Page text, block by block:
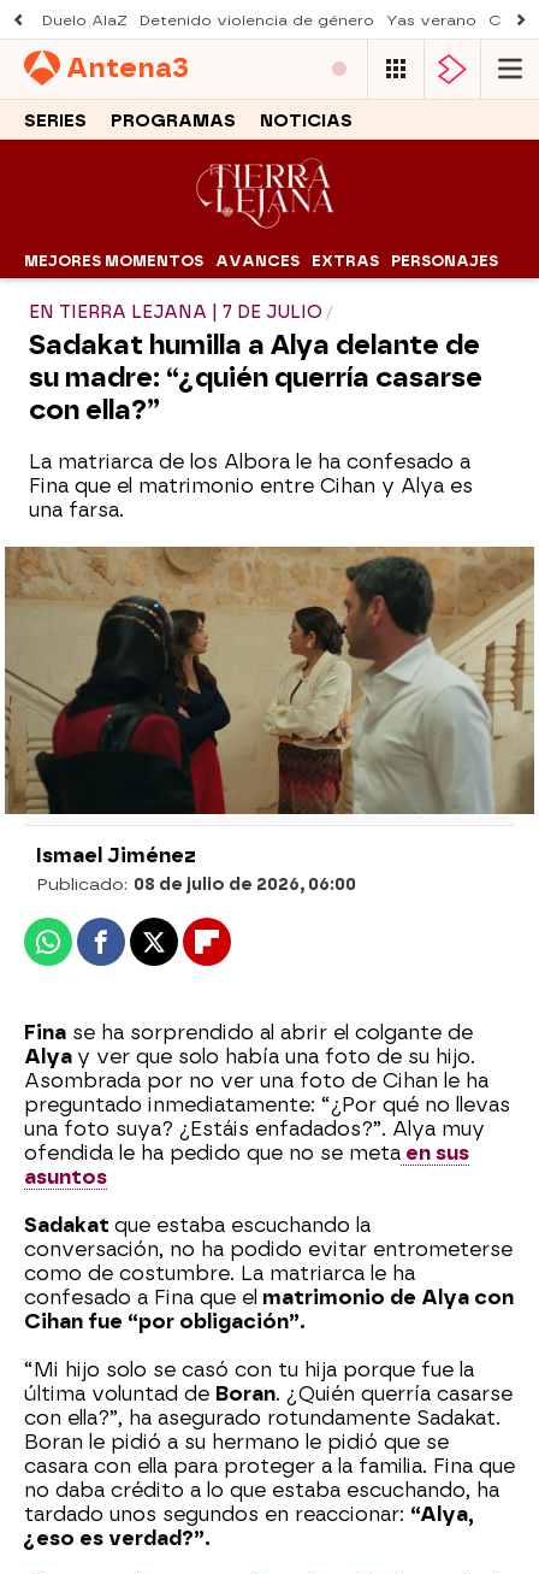
Duelo AlaZ Detenido violencia de género Yas verano
Antena3
SERIES PROGRAMAS NOTICIAS
MEJORES MOMENTOS AVANCES EXTRAS PERSONAJES
EN TIERRA LEJANA | 7 DE JULIO
Sadakat humilla a Alya delante de
su madre: “¿quién querría casarse
con ella?”
La matriarca de los Albora le ha confesado a
Fina que el matrimonio entre Cihan y Alya es
una farsa.
Sadakat humilla a Alya delante de su madre: “¿quién
querría casarse con ella?”
Alya le confiesa toda la verdad a Cihan
Deniz tras el terrible ataque de Sadakat
Ismael Jiménez
Publicado: 08 de julio de 2026, 06:00
WhatsappFacebook
X Flipboard
Fina se ha sorprendido al abrir el colgante de
Alya y ver que solo había una foto de su hijo.
Asombrada por no ver una foto de Cihan le ha
preguntado inmediatamente: “¿Por qué no llevas
una foto suya? ¿Estáis enfadados?”. Alya muy
ofendida le ha pedido que no se meta en sus
asuntos
Sadakat que estaba escuchando la
conversación, no ha podido evitar entrometerse
como de costumbre. La matriarca le ha
confesado a Fina que el matrimonio de Alya con
Cihan fue “por obligación”.
“Mi hijo solo se casó con tu hija porque fue la
última voluntad de Boran. ¿Quién querría casarse
con ella?”, ha asegurado rotundamente Sadakat.
Boran le pidió a su hermano le pidió que se
casara con ella para proteger a la familia. Fina que
no daba crédito a lo que estaba escuchando, ha
tardado unos segundos en reaccionar: “Alya,
¿eso es verdad?”.